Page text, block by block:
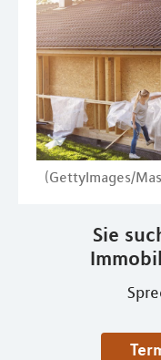
(GettyImages/
Sie